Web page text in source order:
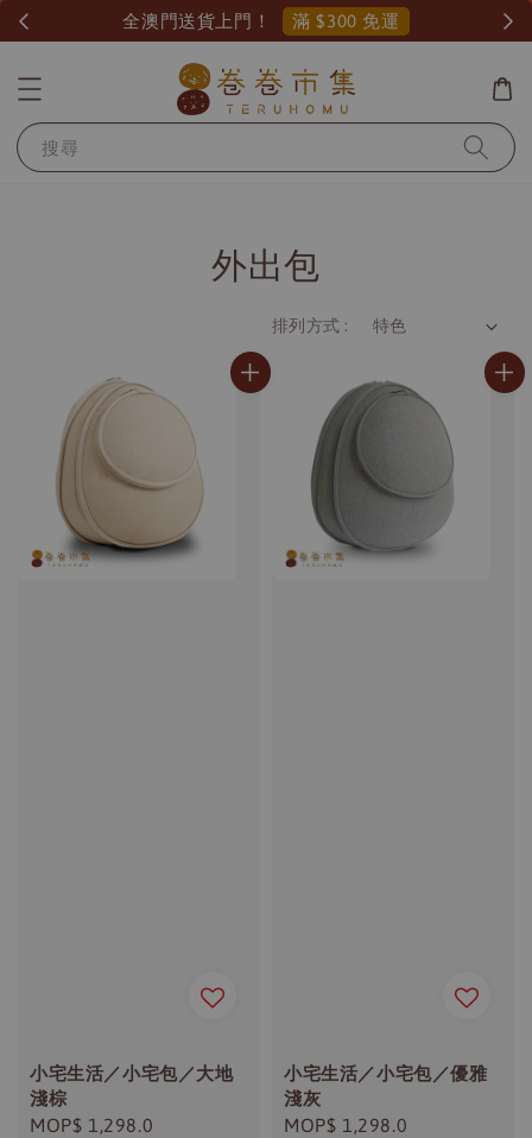
全澳門送貨上門！ 滿 $300 免運
搜尋
外出包
排列方式 :
小宅生活／小宅包／大地
淺棕
Regular
MOP$ 1,298.0
小宅生活／小宅包／優雅
淺灰
Regular
MOP$ 1,298.0